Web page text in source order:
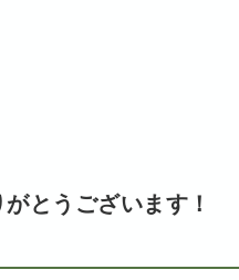
とうございます！